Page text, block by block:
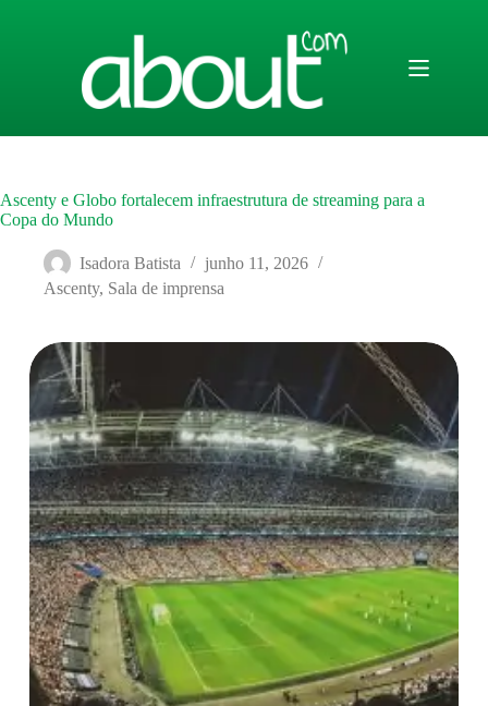
Ascenty e Globo fortalecem infraestrutura de streaming para a
Copa do Mundo
Isadora Batista
junho 11, 2026
Ascenty, Sala de imprensa